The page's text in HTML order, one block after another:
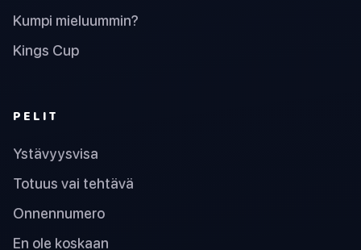
Kumpi mieluummin?
Kings Cup
PELIT
Ystävyysvisa
Totuus vai tehtävä
Onnennumero
En ole koskaan